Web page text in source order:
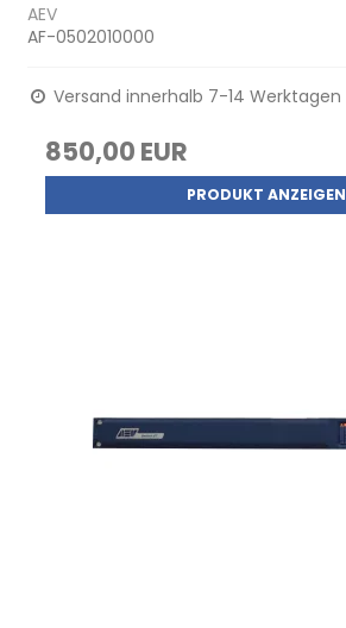
AEV
AF-0502010000
Versand innerhalb 7-14 Werktagen
850,00 EUR
PRODUKT ANZEIGEN